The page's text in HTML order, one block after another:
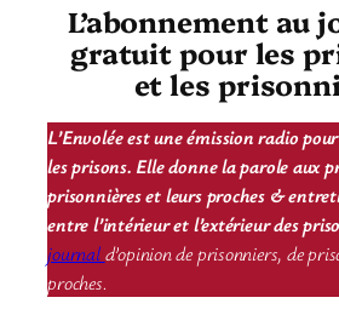
L’abonnement au
gratuit pour les
et les
L’Envolée est une émission radio
les prisons. Elle donne la parole aux
prisonnières et leurs proches &
entre l’intérieur et l’extérieur des
journald’opinion de prisonniers, de
proches.